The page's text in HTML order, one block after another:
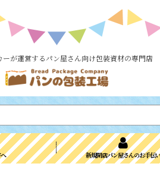
ーが運営するパン屋さん向け包装資材の専門店
新規開店パン屋さんのお手伝い